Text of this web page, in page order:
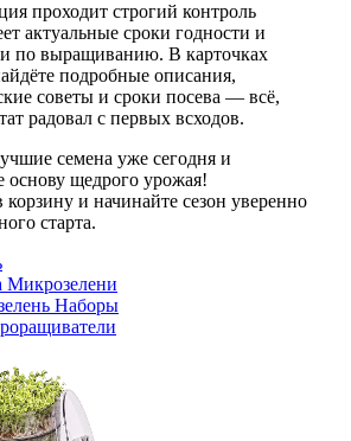
проходит строгий контроль
актуальные сроки годности и
по выращиванию. В карточках
подробные описания,
советы и сроки посева — всё,
радовал с первых всходов.
семена уже сегодня и
основу щедрого урожая!
корзину и начинайте сезон уверенно
старта.
Микрозелени
Наборы